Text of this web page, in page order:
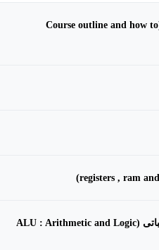
روند کورس و چگونگی مطالعه آن (Course outline and how to
واحد انجام عملیات منطقی و محاسباتی (ALU : Arithmetic and Logic